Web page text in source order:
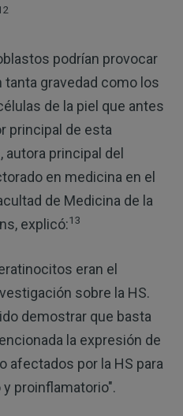
podrían provocar
tanta gravedad como los
de la piel que antes
principal de esta
principal del
en medicina en el
de Medicina de la
explicó:13
eran el
sobre la HS.
demostrar que basta
la expresión de
afectados por la HS para
proinflamatorio".